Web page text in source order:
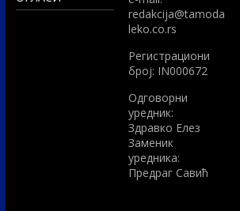
redakcija@tamoda
leko.co.rs
Регистрациони
број: IN000672
Одговорни
уредник:
Здравко Елез
Заменик
уредника:
Предраг Савић